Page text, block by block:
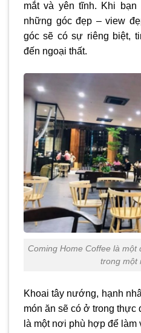
mắt và yên tĩnh. Khi bạn
những góc đẹp – view
góc sẽ có sự riêng biệt,
đến ngoại thất.
Coming Home Coffee là một
trong một
Khoai tây nướng, hạnh
món ăn sẽ có ở trong thực
là một nơi phù hợp để